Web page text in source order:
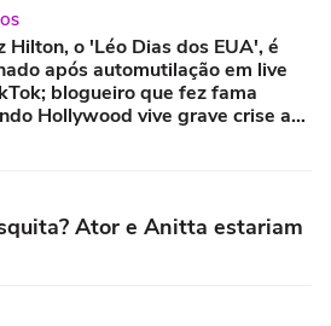
Hilton, o 'Léo Dias dos EUA', é
após automutilação em live
blogueiro que fez fama
Hollywood vive grave crise aos
Ator e Anitta estariam